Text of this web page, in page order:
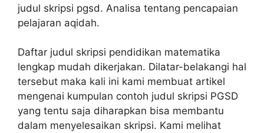
judul skripsi pgsd. Analisa tentang pencapaian
pelajaran aqidah.
Daftar judul skripsi pendidikan matematika
lengkap mudah dikerjakan. Dilatar-belakangi hal
tersebut maka kali ini kami membuat artikel
mengenai kumpulan contoh judul skripsi PGSD
yang tentu saja diharapkan bisa membantu
dalam menyelesaikan skripsi. Kami melihat